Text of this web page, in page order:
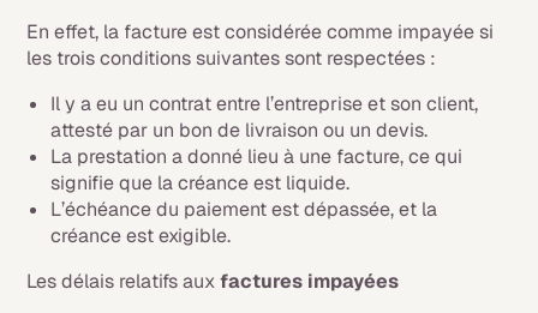
En effet, la facture est considérée comme impayée si
les trois conditions suivantes sont respectées :
Il y a eu un contrat entre l’entreprise et son client,
attesté par un bon de livraison ou un devis.
La prestation a donné lieu à une facture, ce qui
signifie que la créance est liquide.
L’échéance du paiement est dépassée, et la
créance est exigible.
Les délais relatifs auxfactures impayées